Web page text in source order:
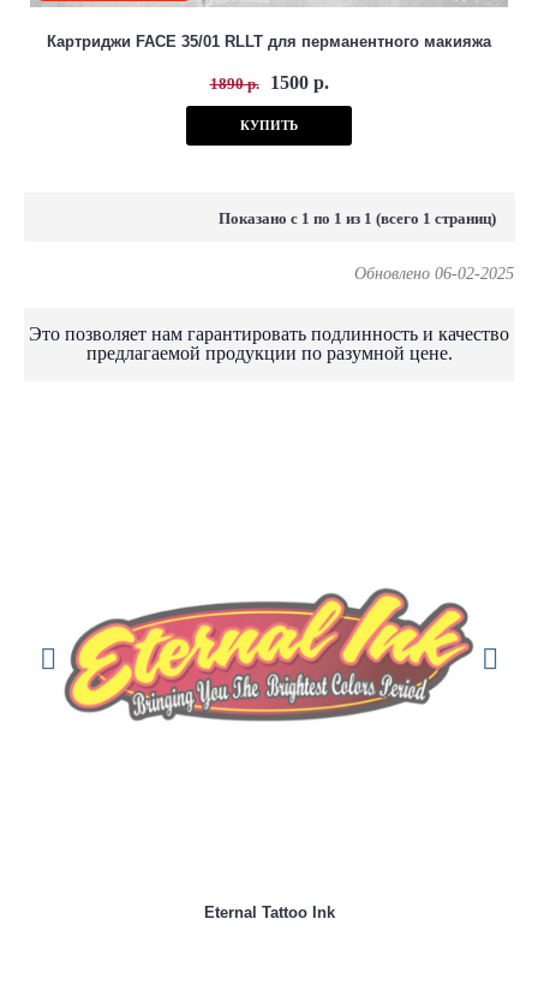
Картриджи FACE 35/01 RLLT для перманентного макияжа
1890 р. 1500 р.
КУПИТЬ
Показано с 1 по 1 из 1 (всего 1 страниц)
Обновлено 06-02-2025
Это позволяет нам гарантировать подлинность и качество
предлагаемой продукции по разумной цене.
Eternal Tattoo Ink